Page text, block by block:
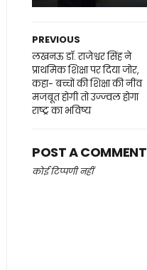
PREVIOUS
लखनऊ डॉ. राजेश्वर सिंह ने
प्राथमिक शिक्षा पर दिया जोर,
कहा- बच्चों की शिक्षा की नींव
मजबूत होगी तो उज्ज्वल होगा
राष्ट्र का ​भविष्य
POST A COMMENT
कोई टिप्पणी नहीं